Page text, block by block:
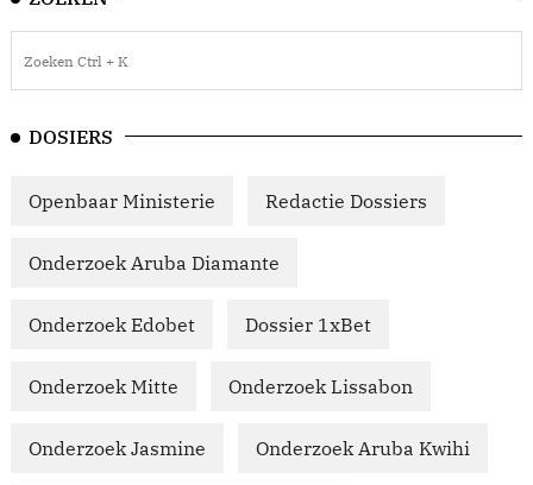
DOSIERS
Openbaar Ministerie Redactie Dossiers
Onderzoek Aruba Diamante
Onderzoek Edobet Dossier 1xBet
Onderzoek Mitte Onderzoek Lissabon
Onderzoek Jasmine Onderzoek Aruba Kwihi